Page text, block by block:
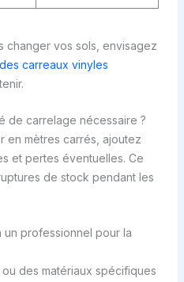
changer vos sols, envisagez
carreaux vinyles
de carrelage nécessaire ?
en mètres carrés, ajoutez
et pertes éventuelles. Ce
de stock pendant les
un professionnel pour la
des matériaux spécifiques